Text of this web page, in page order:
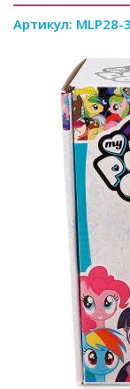
Артикул: MLP28-